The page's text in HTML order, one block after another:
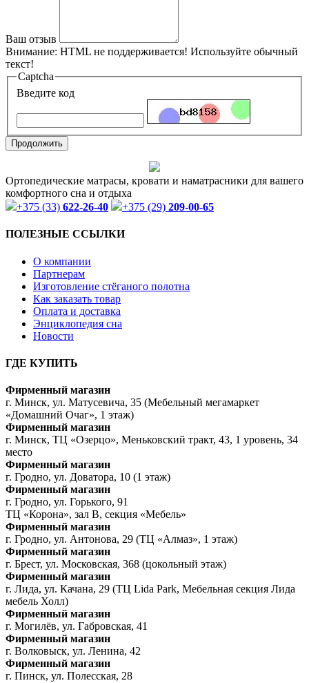
Ваш отзыв
Внимание: HTML не поддерживается! Используйте обычный
текст!
Captcha
Введите код
Продолжить
Ортопедические матрасы, кровати и наматрасники для вашего
комфортного сна и отдыха
+375 (33) 622-26-40 +375 (29) 209-00-65
ПОЛЕЗНЫЕ ССЫЛКИ
О компании
Партнерам
Изготовление стёганого полотна
Как заказать товар
Оплата и доставка
Энциклопедия сна
Новости
ГДЕ КУПИТЬ
Фирменный магазин
г. Минск, ул. Матусевича, 35 (Мебельный мегамаркет
«Домашний Очаг», 1 этаж)
Фирменный магазин
г. Минск, ТЦ «Озерцо», Меньковский тракт, 43, 1 уровень, 34
место
Фирменный магазин
г. Гродно, ул. Доватора, 10 (1 этаж)
Фирменный магазин
г. Гродно, ул. Горького, 91
ТЦ «Корона», зал В, секция «Мебель»
Фирменный магазин
г. Гродно, ул. Антонова, 29 (ТЦ «Алмаз», 1 этаж)
Фирменный магазин
г. Брест, ул. Московская, 368 (цокольный этаж)
Фирменный магазин
г. Лида, ул. Качана, 29 (ТЦ Lida Park, Мебельная секция Лида
мебель Холл)
Фирменный магазин
г. Могилёв, ул. Габровская, 41
Фирменный магазин
г. Волковыск, ул. Ленина, 42
Фирменный магазин
г. Пинск, ул. Полесская, 28